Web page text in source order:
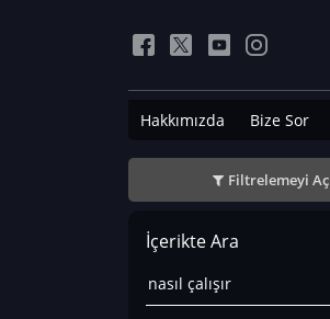
Hakkımızda Bize Sor
Filtrelemeyi Aç
İçerikte Ara